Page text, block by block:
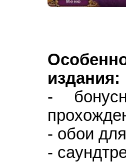
издания:
-
- обои
-